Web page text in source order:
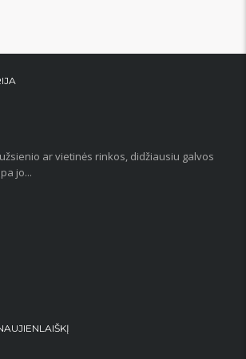
ar vietinės rinkos, didžiausiu galvos
jo...